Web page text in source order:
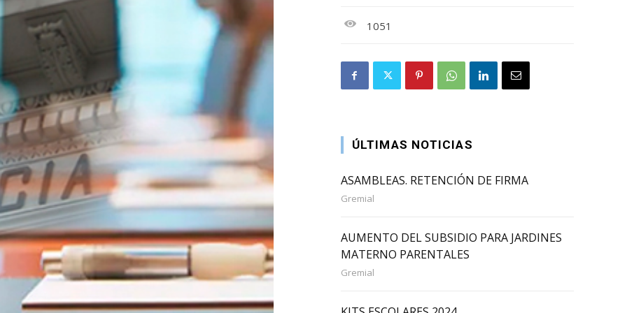
1051
ÚLTIMAS NOTICIAS
ASAMBLEAS. RETENCIÓN DE FIRMA
Gremial
AUMENTO DEL SUBSIDIO PARA JARDINES
MATERNO PARENTALES
Gremial